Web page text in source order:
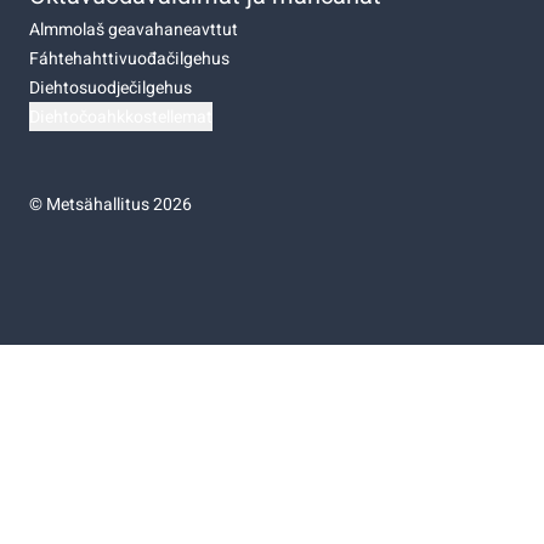
Almmolaš geavahaneavttut
Fáhtehahttivuođačilgehus
Diehtosuodječilgehus
©Metsähallitus 2026